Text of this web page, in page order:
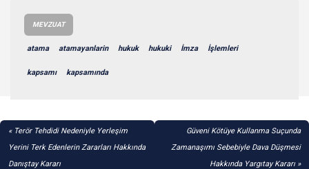
MEVZUAT
atama atamayanlarin hukuk hukuki İmza İşlemleri
kapsamı kapsamında
YAZI
GEZINMESI
Terör Tehdidi Nedeniyle Yerleşim
Yerini Terk Edenlerin Zararları Hakkında
Danıştay Kararı
Güveni Kötüye Kullanma Suçunda
Zamanaşımı Sebebiyle Dava Düşmesi
Hakkında Yargıtay Kararı